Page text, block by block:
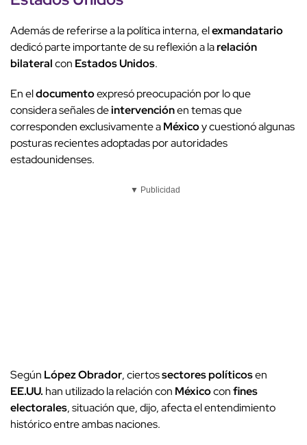
Además de referirse a la política interna, elexmandatario
dedicó parte importante de su reflexión a larelación
bilateralcon Estados Unidos.
En eldocumentoexpresó preocupación por lo que
considera señales deintervenciónen temas que
corresponden exclusivamente aMéxicoy cuestionó algunas
posturas recientes adoptadas por autoridades
estadounidenses.
▼ Publicidad
Según López Obrador, ciertossectores políticosen
EE.UU. han utilizado la relación con Méxicoconfines
electorales, situación que, dijo, afecta el entendimiento
histórico entre ambas naciones.